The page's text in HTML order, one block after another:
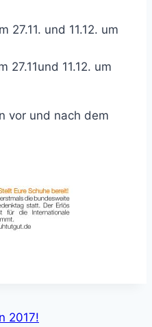
27.11. und 11.12. um
27.11und 11.12. um
vor und nach dem
2017!